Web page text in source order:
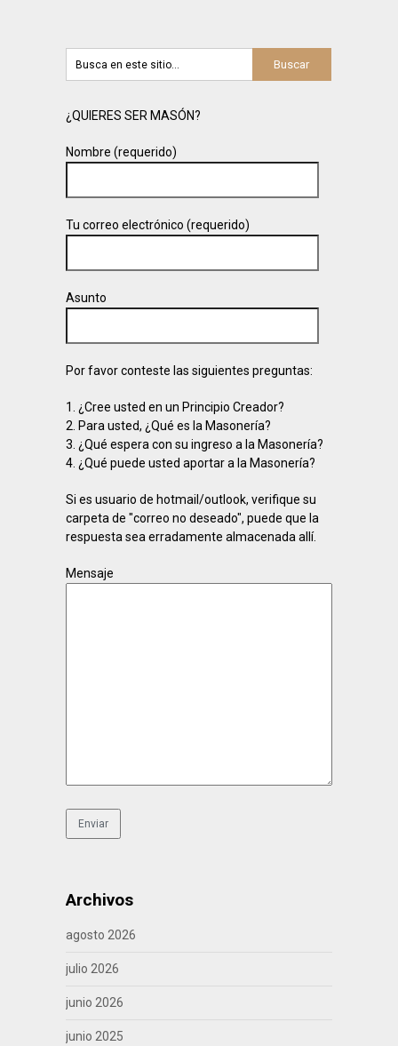
¿QUIERES SER MASÓN?
Nombre (requerido)
Tu correo electrónico (requerido)
Asunto
Por favor conteste las siguientes preguntas:
1. ¿Cree usted en un Principio Creador?
2. Para usted, ¿Qué es la Masonería?
3. ¿Qué espera con su ingreso a la Masonería?
4. ¿Qué puede usted aportar a la Masonería?
Si es usuario de hotmail/outlook, verifique su
carpeta de "correo no deseado", puede que la
respuesta sea erradamente almacenada allí.
Mensaje
Archivos
agosto 2026
julio 2026
junio 2026
junio 2025